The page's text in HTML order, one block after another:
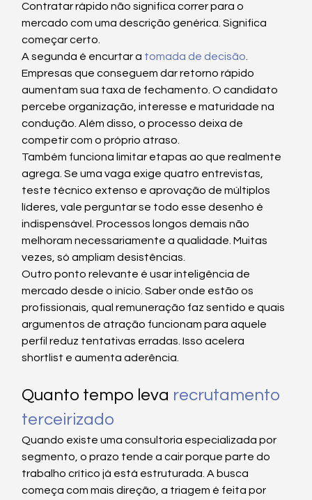
Contratar rápido não significa correr para o
mercado com uma descrição genérica. Significa
começar certo.
A segunda é encurtar a tomada de decisão
Empresas que conseguem dar retorno rápido
aumentam sua taxa de fechamento. O candidato
percebe organização, interesse e maturidade na
condução. Além disso, o processo deixa de
competir com o próprio atraso.
Também funciona limitar etapas ao que realmente
agrega. Se uma vaga exige quatro entrevistas,
teste técnico extenso e aprovação de múltiplos
líderes, vale perguntar se todo esse desenho é
indispensável. Processos longos demais não
melhoram necessariamente a qualidade. Muitas
vezes, só ampliam desistências.
Outro ponto relevante é usar inteligência de
mercado desde o início. Saber onde estão os
profissionais, qual remuneração faz sentido e quais
argumentos de atração funcionam para aquele
perfil reduz tentativas erradas. Isso acelera
shortlist e aumenta aderência.
Quanto tempo leva recrutamento
terceirizado
Quando existe uma consultoria especializada por
segmento, o prazo tende a cair porque parte do
trabalho crítico já está estruturada. A busca
começa com mais direção, a triagem é feita por